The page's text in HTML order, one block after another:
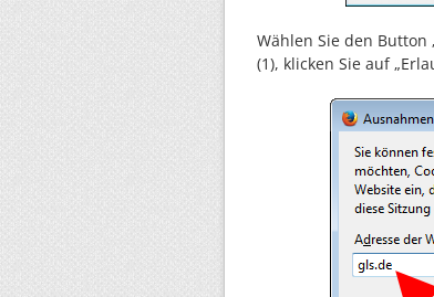
Wählen Sie den Button
(1), klicken Sie auf